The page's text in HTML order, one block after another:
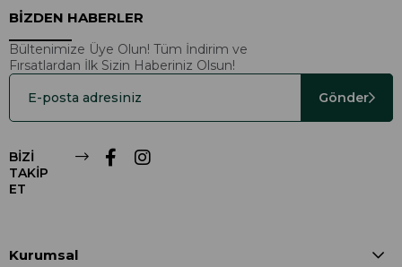
BİZDEN HABERLER
Bültenimize Üye Olun! Tüm İndirim ve
Fırsatlardan İlk Sizin Haberiniz Olsun!
Gönder
BİZİ
TAKİP
ET
Kurumsal